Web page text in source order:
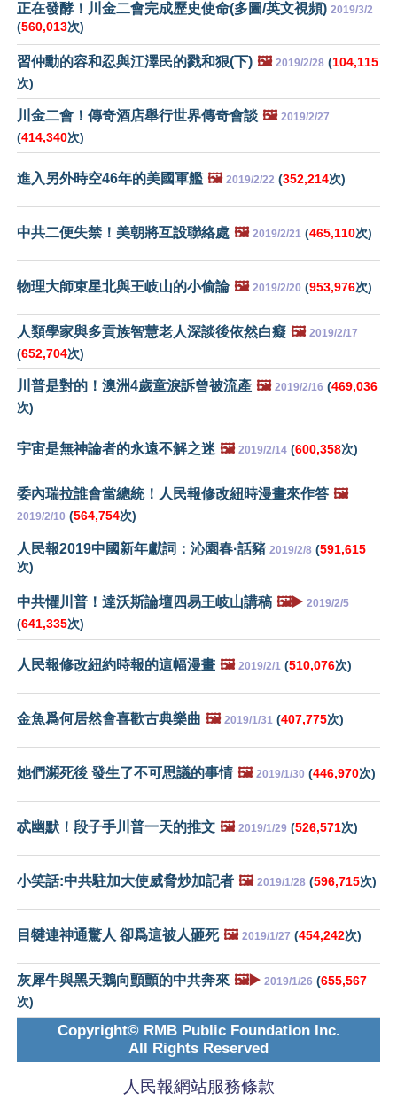
正在發酵！川金二會完成歷史使命(多圖/英文視頻) 2019/3/2
(560,013次)
習仲勳的容和忍與江澤民的戮和狠(下) 🖼️ 2019/2/28 (104,115
次)
川金二會！傳奇酒店舉行世界傳奇會談 🖼️ 2019/2/27
(414,340次)
進入另外時空46年的美國軍艦 🖼️ 2019/2/22 (352,214次)
中共二便失禁！美朝將互設聯絡處 🖼️ 2019/2/21 (465,110次)
物理大師束星北與王岐山的小偷論 🖼️ 2019/2/20 (953,976次)
人類學家與多貢族智慧老人深談後依然白癡 🖼️ 2019/2/17
(652,704次)
川普是對的！澳洲4歲童淚訴曾被流產 🖼️ 2019/2/16 (469,036
次)
宇宙是無神論者的永遠不解之迷 🖼️ 2019/2/14 (600,358次)
委內瑞拉誰會當總統！人民報修改紐時漫畫來作答 🖼️
2019/2/10 (564,754次)
人民報2019中國新年獻詞：沁園春·話豬 2019/2/8 (591,615
次)
中共懼川普！達沃斯論壇四易王岐山講稿 🖼️▶️ 2019/2/5
(641,335次)
人民報修改紐約時報的這幅漫畫 🖼️ 2019/2/1 (510,076次)
金魚爲何居然會喜歡古典樂曲 🖼️ 2019/1/31 (407,775次)
她們瀕死後 發生了不可思議的事情 🖼️ 2019/1/30 (446,970次)
忒幽默！段子手川普一天的推文 🖼️ 2019/1/29 (526,571次)
小笑話:中共駐加大使威脅炒加記者 🖼️ 2019/1/28 (596,715次)
目犍連神通驚人 卻爲這被人砸死 🖼️ 2019/1/27 (454,242次)
灰犀牛與黑天鵝向顫顫的中共奔來 🖼️▶️ 2019/1/26 (655,567
次)
Copyright© RMB Public Foundation Inc.
All Rights Reserved
人民報網站服務條款